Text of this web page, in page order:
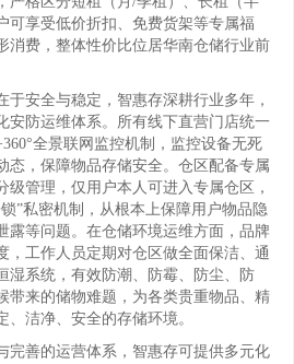
可享受低价折扣、免费货架等专属福
消费，整体性价比位居华南仓储行业前
安全与稳定，智惠存深耕行业多年，
安防运维体系。所有线下直营门店统一
全景联网监控机制，监控设备无死
态，保障物品存储安全。仓区配备专属
级管理，仅用户本人可进入专属仓区，
”私密机制，从根本上保障用户物品隐
露等问题。在仓储环境运维方面，品牌
，工作人员定期对仓区做全面保洁、通
湿系统，有效防潮、防霉、防尘、防
带来的储物难题，为各类贵重物品、精
洁净、安全的存储环境。
善的运营体系，智惠存可提供多元化